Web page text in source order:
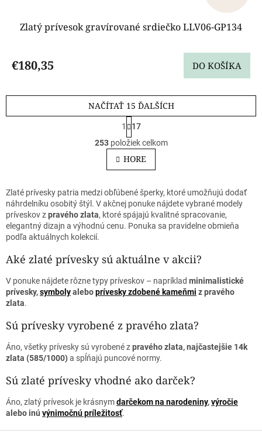
Zlatý prívesok gravírované srdiečko LLV06-GP134
€180,35 DO KOŠÍKA
O
v
l
á
a
c
i
e
v
y
v
i
u
NAČÍTAŤ 15 ĎALŠÍCH
S
t
r
á
n
k
v
a
n
i
e
1
17
253položiek celkom
HORE
Zlaté prívesky patria medzi obľúbené šperky, ktoré umožňujú dodať
náhrdelníku osobitý štýl. V akčnej ponuke nájdete vybrané modely
príveskov zpravého zlata, ktoré spájajú kvalitné spracovanie,
elegantný dizajn a výhodnú cenu. Ponuka sa pravidelne obmieňa
podľa aktuálnych kolekcií.
Aké zlaté prívesky sú aktuálne v akcii?
V ponuke nájdete rôzne typy príveskov – napríklad minimalistické
prívesky,symbolyaleboprívesky zdobené kameňmi z pravého
zlata.
Sú prívesky vyrobené z pravého zlata?
Áno, všetky prívesky sú vyrobené zpravého zlata, najčastejšie 14k
zlata (585/1000) a spĺňajú puncové normy.
Sú zlaté prívesky vhodné ako darček?
Áno, zlatý prívesok je krásnymdarčekom na narodeniny,výročie
alebo inú výnimočnú príležitosť.
Z